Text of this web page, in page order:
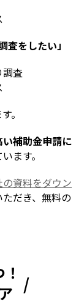
査をしたい」
査
。
い補助金申請に
ます。
資料をダウン
だき、無料の